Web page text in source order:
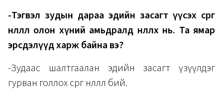
-Тэгвэл зудын дараа эдийн засагт үүсэх сөрөг
нөлөөлөл олон хүний амьдралд нөлөөлөх нь. Та ямар
эрсдэлүүд харж байна вэ?
-Зудаас шалтгаалан эдийн засагт үзүүлдэг
гурван голлох сөрөг нөлөөлөл бий.